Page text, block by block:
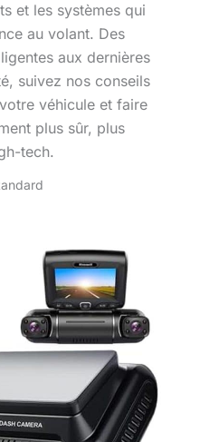
et les systèmes qui
au volant. Des
aux dernières
suivez nos conseils
véhicule et faire
plus sûr, plus
tech.